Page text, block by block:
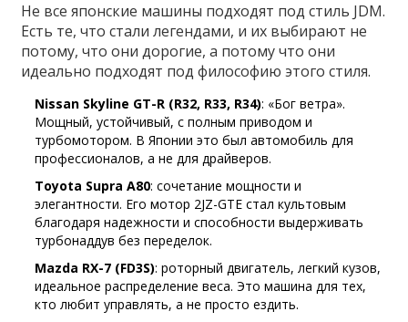
Не все японские машины подходят под стиль JDM.
Есть те, что стали легендами, и их выбирают не
потому, что они дорогие, а потому что они
идеально подходят под философию этого стиля.
Nissan Skyline GT-R (R32, R33, R34): «Бог ветра».
Мощный, устойчивый, с полным приводом и
турбомотором. В Японии это был автомобиль для
профессионалов, а не для драйверов.
Toyota Supra A80: сочетание мощности и
элегантности. Его мотор 2JZ-GTE стал культовым
благодаря надежности и способности выдерживать
турбонаддув без переделок.
Mazda RX-7 (FD3S): роторный двигатель, легкий кузов,
идеальное распределение веса. Это машина для тех,
кто любит управлять, а не просто ездить.